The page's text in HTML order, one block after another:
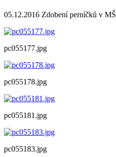
05.12.2016 Zdobení perníčků v MŠ
pc055177.jpg
pc055178.jpg
pc055181.jpg
pc055183.jpg